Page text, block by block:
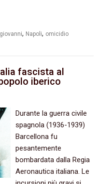
, Napoli, omicidio
fascista al
iberico
Durante la guerra civile
spagnola (1936-1939)
Barcellona fu
pesantemente
bombardata dalla Regia
Aeronautica italiana. Le